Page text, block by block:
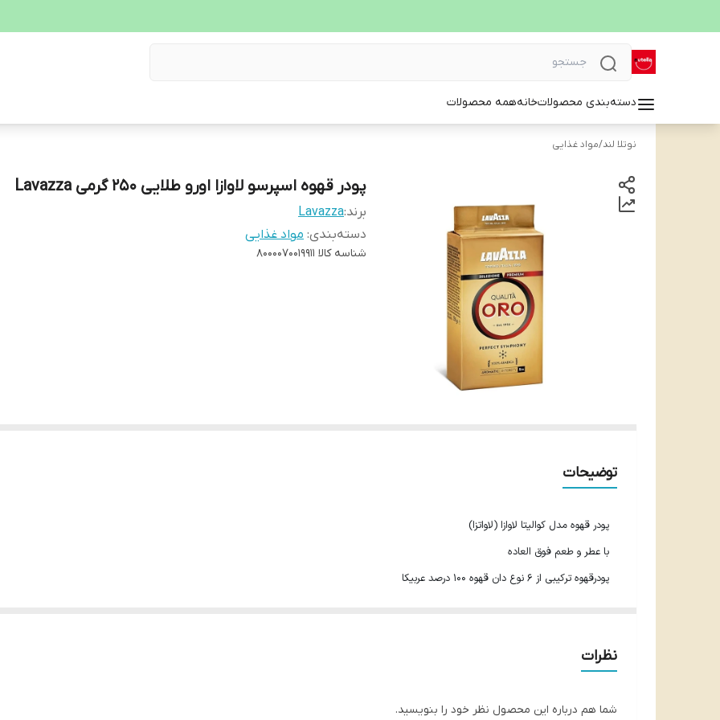
دسته‌بندی محصولاتخانههمه محصولات
نوتلا لند/مواد غذایی
پودر قهوه اسپرسو لاوازا اورو طلایی 250 گرمی Lavazza
برند:Lavazza
دسته‌بندی: مواد غذایی
شناسه کالا 8000070019911
توضیحات
پودر قهوه مدل کوالیتا لاوازا (لاواتزا)
با عطر و طعم فوق العاده
پودرقهوه ترکیبی از 6 نوع دان قهوه 100 درصد عربیکا
با نت های میوه ای، عصاره مالت و عسل
قدرت گیرایی در بین قهوه های لاوازا 5 از 10
نظرات
شما هم درباره این محصول نظر خود را بنویسید.